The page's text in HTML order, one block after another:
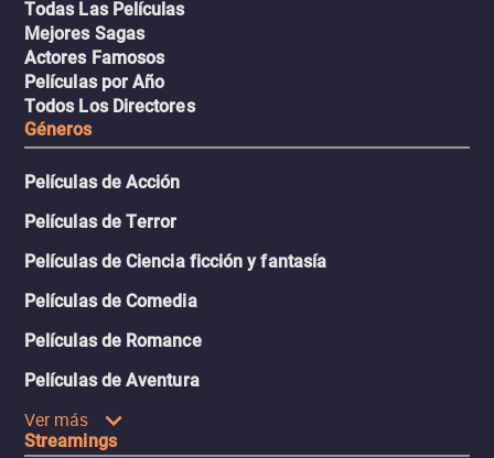
Todas Las Películas
Mejores Sagas
Actores Famosos
Películas por Año
Todos Los Directores
Géneros
Películas de Acción
Películas de Terror
Películas de Ciencia ficción y fantasía
Películas de Comedia
Películas de Romance
Películas de Aventura
Ver más
Streamings